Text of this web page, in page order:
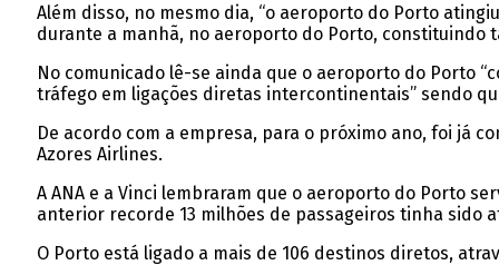
Além disso, no mesmo dia, “o aeroporto do Porto
durante a manhã, no aeroporto do Porto, constituindo
No comunicado lê-se ainda que o aeroporto do Porto
tráfego em ligações diretas intercontinentais” sendo
De acordo com a empresa, para o próximo ano, foi já
Azores Airlines.
A ANA e a Vinci lembraram que o aeroporto do Porto
anterior recorde 13 milhões de passageiros tinha sido
O Porto está ligado a mais de 106 destinos diretos,